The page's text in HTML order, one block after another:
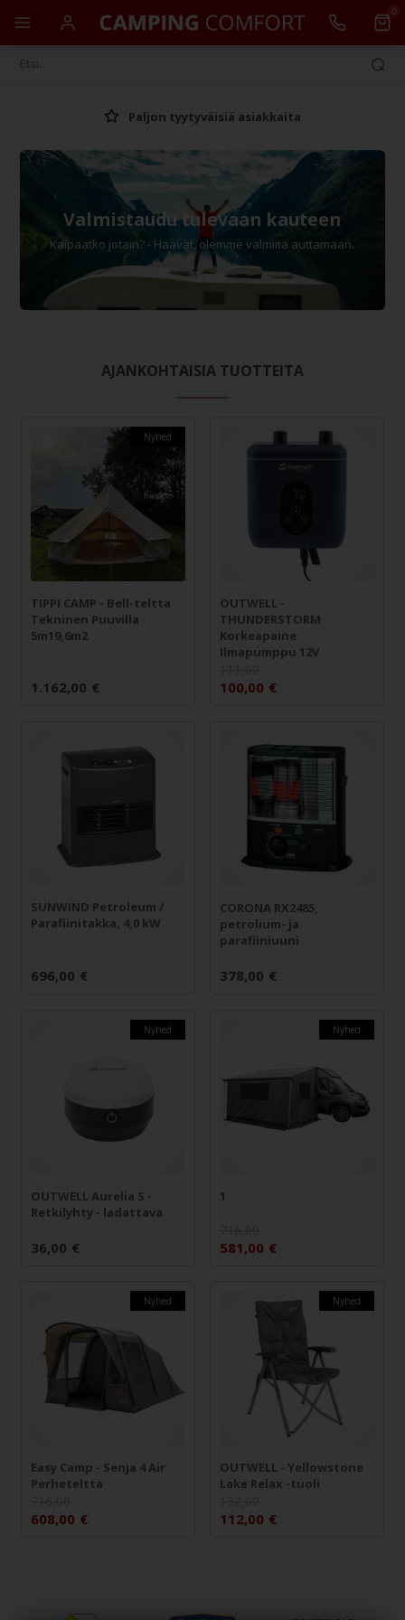
0
Paljon tyytyväisiä asiakkaita
Valmistaudu tulevaan kauteen
Kaipaatko jotain? - Haavat, olemme valmiita auttamaan.
AJANKOHTAISIA TUOTTEITA
Nyhed
TIPPI CAMP - Bell-teltta
Tekninen Puuvilla
5m19,6m2
1.162,00 €
OUTWELL -
THUNDERSTORM
Korkeapaine
Ilmapumppu 12V
100,00 €
SUNWIND Petroleum /
Parafiinitakka, 4,0 kW
696,00 €
CORONA RX2485,
petrolium- ja
parafiiniuuni
378,00 €
Nyhed
OUTWELL Aurelia S -
Retkilyhty - ladattava
36,00 €
Nyhed
1
581,00 €
Nyhed
Easy Camp - Senja 4 Air
Perheteltta
608,00 €
Nyhed
OUTWELL - Yellowstone
Lake Relax -tuoli
112,00 €